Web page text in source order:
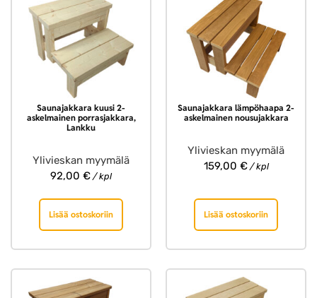
Saunajakkara kuusi 2-
askelmainen porrasjakkara,
Lankku
Ylivieskan myymälä
92,00 € / kpl
Lisää ostoskoriin
Saunajakkara lämpöhaapa 2-
askelmainen nousujakkara
Ylivieskan myymälä
159,00 €/ kpl
Lisää ostoskoriin